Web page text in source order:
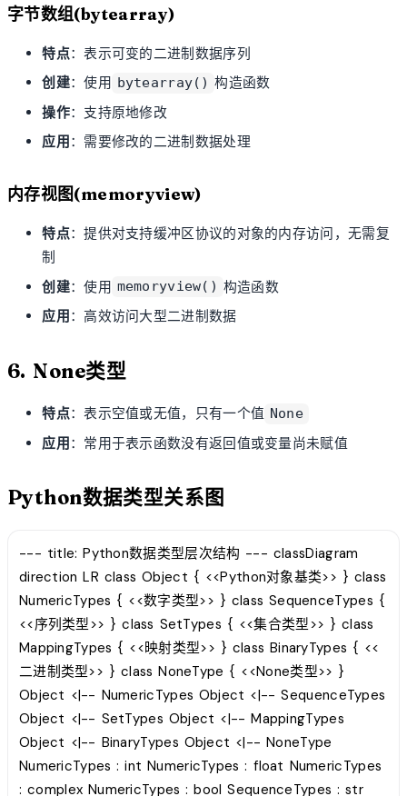
字节数组(bytearray)
特点：表示可变的二进制数据序列
创建：使用 bytearray() 构造函数
操作：支持原地修改
应用 ：需要修改的二进制数据处理
内存视图(memoryview)
特点：提供对支持缓冲区协议的对象的内存访问，无需复
制
创建：使用 memoryview() 构造函数
应用 ：高效访问大型二进制数据
6. None类型
特点：表示空值或无值，只有一个值 None
应用：常用于表示函数没有返回值或变量尚未赋值
Python数据类型关系图
--- title: Python数据类型层次结构 --- classDiagram
direction LR class Object { <<Python对象基类>> } class
NumericTypes { <<数字类型>> } class SequenceTypes {
<<序列类型>> } class SetTypes { <<集合类型>> } class
MappingTypes { <<映射类型>> } class BinaryTypes { <<
二进制类型>> } class NoneType { <<None类型>> }
Object <|-- NumericTypes Object <|-- SequenceTypes
Object <|-- SetTypes Object <|-- MappingTypes
Object <|-- BinaryTypes Object <|-- NoneType
NumericTypes : int NumericTypes : float NumericTypes
: complex NumericTypes : bool SequenceTypes : str